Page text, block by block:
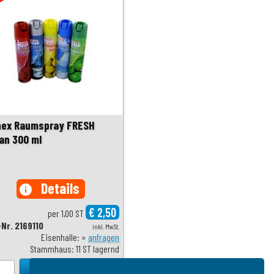
Raumspray FRESH
300 ml
info Details
per 1,00 ST € 2,50
inkl. MwSt.
2169110
Eisenhalle: » anfragen
Stammhaus: 11 ST lagernd